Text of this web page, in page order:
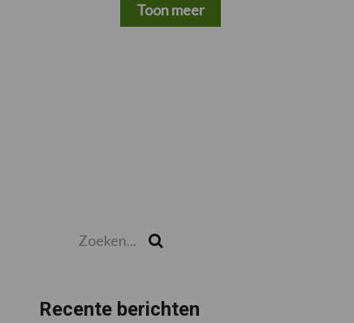
Toon meer
Recente berichten